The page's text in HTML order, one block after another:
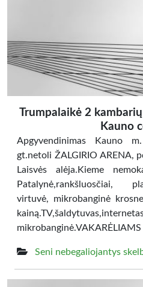
Trumpalaikė 2
Kauno
Apgyvendinimas Kauno
gt.netoli ŽALGIRIO ARENA,
Laisvės alėja.Kieme
Patalynė,rankšluosčiai,
virtuvė, mikrobanginė
Seni nebegaliojantys